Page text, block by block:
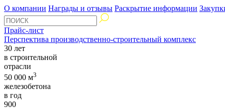
О компании Награды и отзывы Раскрытие информации
Прайс-лист
Перспектива производственно-строительный комплекс
30 лет
в строительной
отрасли
50 000 м3
железобетона
в год
900